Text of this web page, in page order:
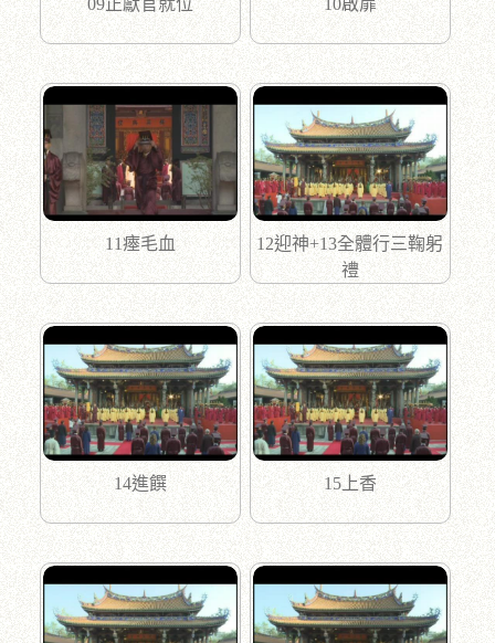
09正獻官就位 10啟扉
11瘞毛血
12迎神+13全體行三鞠躬
禮
14進饌 15上香